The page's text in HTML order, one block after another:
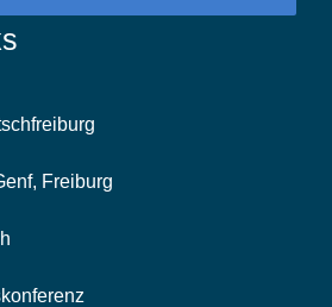
Freiburg